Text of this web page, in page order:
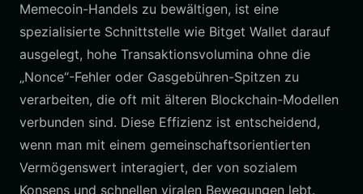
Memecoin-Handels zu bewältigen, ist eine
spezialisierte Schnittstelle wie Bitget Wallet darauf
ausgelegt, hohe Transaktionsvolumina ohne die
„Nonce“-Fehler oder Gasgebühren-Spitzen zu
verarbeiten, die oft mit älteren Blockchain-Modellen
verbunden sind. Diese Effizienz ist entscheidend,
wenn man mit einem gemeinschaftsorientierten
Vermögenswert interagiert, der von sozialem
Konsens und schnellen viralen Bewegungen lebt.